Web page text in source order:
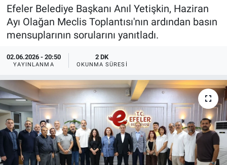
Efeler Belediye Başkanı Anıl Yetişkin, Haziran
Ayı Olağan Meclis Toplantısı'nın ardından basın
mensuplarının sorularını yanıtladı.
02.06.2026 - 20:50
YAYINLANMA
2 DK
OKUNMA SÜRESI